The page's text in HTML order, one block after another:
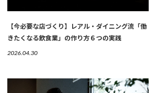
【今必要な店づくり】レアル・ダイニング流「働
きたくなる飲食業」の作り方６つの実践
2026.04.30